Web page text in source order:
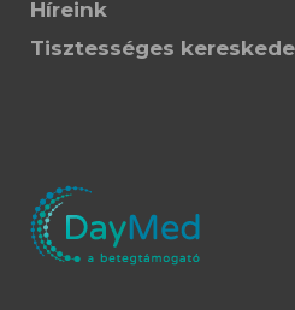
Híreink
Tisztességes